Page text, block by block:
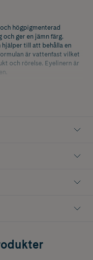
högpigmenterad
ger en jämn färg.
hjälper till att behålla en
är vattenfast vilket
och rörelse. Eyelinern är